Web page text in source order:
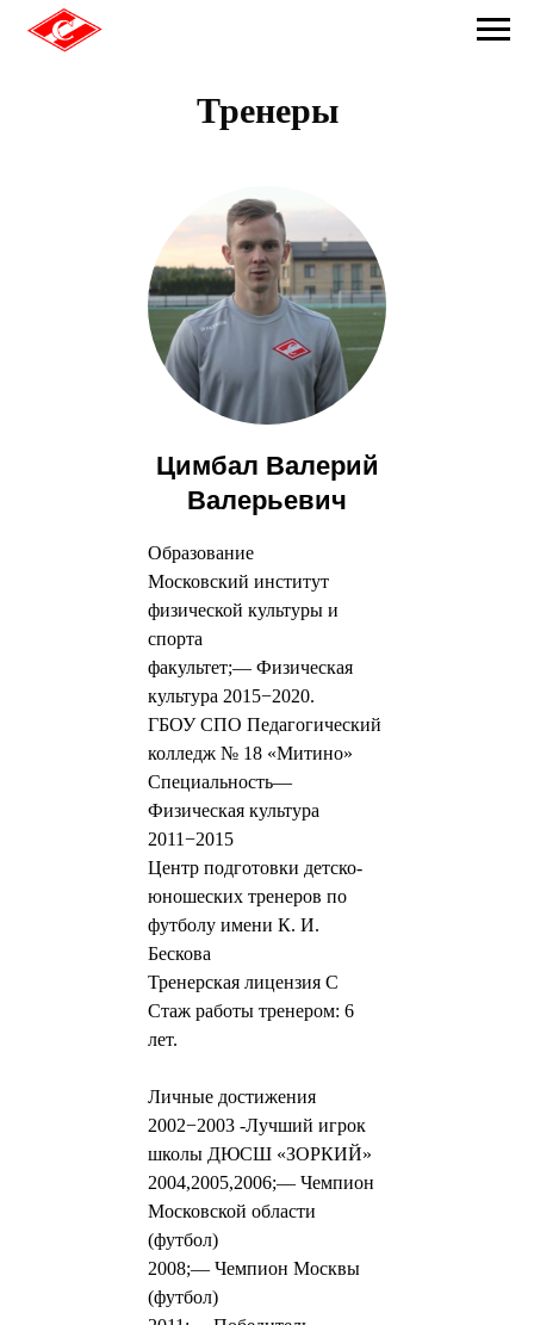
Тренеры
Цимбал Валерий
Валерьевич
Образование
Московский институт
физической культуры и
спорта
факультет;— Физическая
культура 2015−2020.
ГБОУ СПО Педагогический
колледж № 18 «Митино»
Специальность—
Физическая культура
2011−2015
Центр подготовки детско-
юношеских тренеров по
футболу имени К. И.
Бескова
Тренерская лицензия С
Стаж работы тренером: 6
лет.
Личные достижения
2002−2003 -Лучший игрок
школы ДЮСШ «ЗОРКИЙ»
2004,2005,2006;— Чемпион
Московской области
(футбол)
2008;— Чемпион Москвы
(футбол)